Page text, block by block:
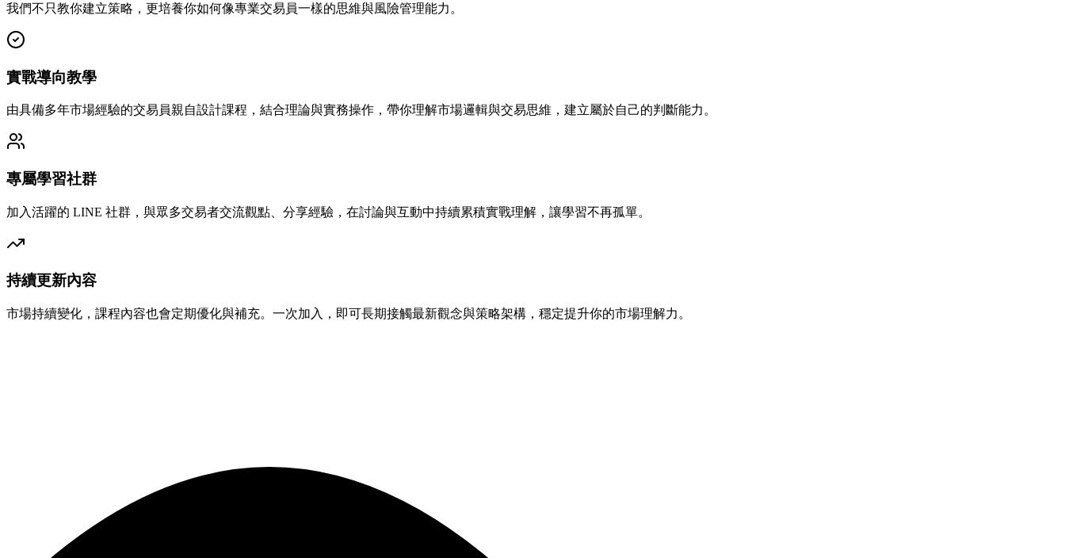
我們不只教你建立策略，更培養你如何像專業交易員一樣的思維與風險管理能力。
實戰導向教學
由具備多年市場經驗的交易員親自設計課程，結合理論與實務操作，帶你理解市場邏輯與交易思維，建立屬於自己的判斷能力。
專屬學習社群
加入活躍的 LINE 社群，與眾多交易者交流觀點、分享經驗，在討論與互動中持續累積實戰理解，讓學習不再孤單。
持續更新內容
市場持續變化，課程內容也會定期優化與補充。一次加入，即可長期接觸最新觀念與策略架構，穩定提升你的市場理解力。